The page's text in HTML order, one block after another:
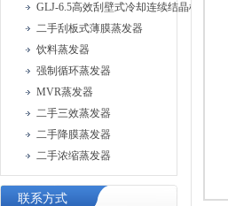
GLJ-6.5高效刮壁式冷却连续结晶机
二手刮板式薄膜蒸发器
饮料蒸发器
强制循环蒸发器
MVR蒸发器
二手三效蒸发器
二手降膜蒸发器
二手浓缩蒸发器
联系方式